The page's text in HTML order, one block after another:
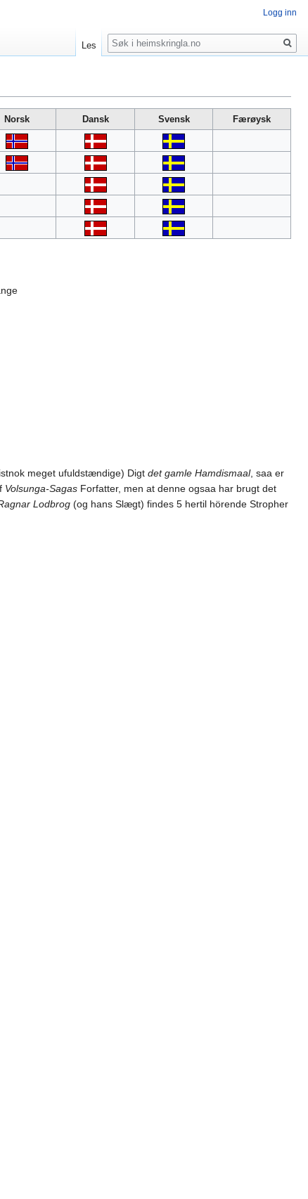
Norsk Dansk Svensk
Færøysk
meget ufuldstændige) Digt det gamle Hamdismaal, saa er
Volsunga-Sagas Forfatter, men at denne ogsaa har brugt det
Lodbrog (og hans Slægt) findes 5 hertil hörende Stropher
Logg inn
Les
Søk